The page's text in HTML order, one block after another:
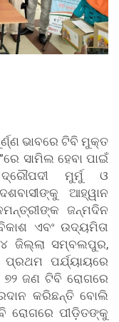
ଭାବରେ ଟିବି ମୁକ୍ତ
ସାମିଲ ହେବା ପାଇଁ
ମୁର୍ମୁ ଓ
ଆହ୍ୱାନ
ଜନ୍ମଦିନ
ଏବଂ ଉଦ୍ୟମିତା
୪ ଜିଲ୍ଲା ସମ୍ବଲପୁର,
ପର୍ଯ୍ୟାୟରେ
୭୨ ଜଣ ଟିବି ରୋଗରେ
କରିଛନ୍ତି ବୋଲି
ରୋଗରେ ପୀଡ଼ିତଙ୍କୁ